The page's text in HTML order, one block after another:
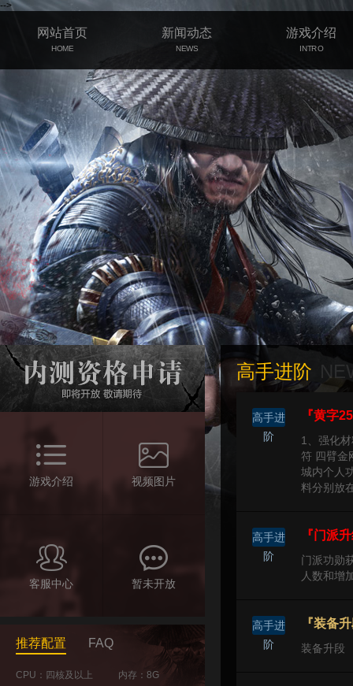
-->
网站首页
HOME
新闻动态
NEWS
游戏介绍
INTRO
游戏介绍 视频图片
客服中心 暂未开放
推荐配置 FAQ
CPU：四核及以上
内存：8G
高手进阶
高手进
阶
『黄字
1、强化
符 四臂金
城内个人
料分别放
高手进
阶
『门派
门派功勋
人数和增
高手进
阶
『装备
装备升段